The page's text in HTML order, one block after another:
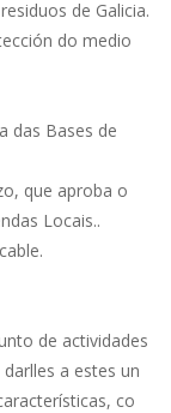
de Galicia.
do medio
Bases de
que aproba o
Locais..
de actividades
a estes un
co